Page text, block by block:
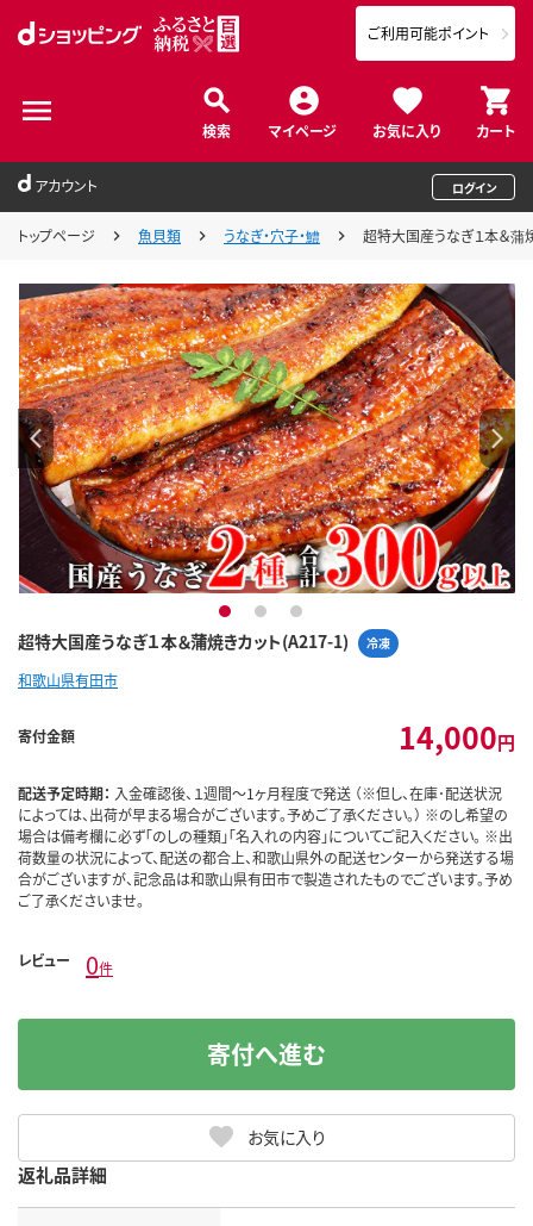
検索 マイページ お気に入り カート
ご利用可能ポイント
アカウント ログイン
トップページ 魚貝類 うなぎ・穴子・鱧 超特大国産うなぎ１本＆蒲
超特大国産うなぎ１本＆蒲焼きカット(A217-1) 冷凍
1 2 3
和歌山県有田市
寄付金額 14,000円
配送予定時期： 入金確認後、１週間～1ヶ月程度で発送 （※但し、在庫･配送状況
によっては、出荷が早まる場合がございます。予めご了承ください。） ※のし希望の
場合は備考欄に必ず「のしの種類」「名入れの内容」についてご記入ください。 ※出
荷数量の状況によって、配送の都合上、和歌山県外の配送センターから発送する場
合がございますが、記念品は和歌山県有田市で製造されたものでございます。予め
ご了承くださいませ。
レビュー 0件
お気に入り
寄付へ進む
返礼品詳細